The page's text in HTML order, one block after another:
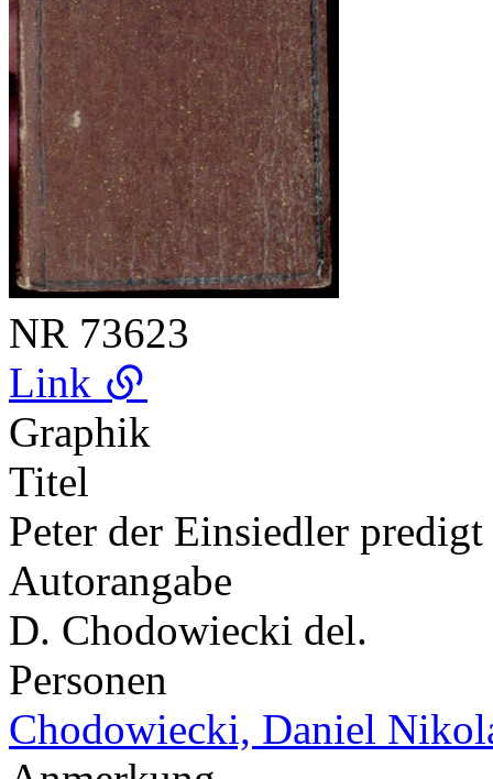
NR 73623
Link
Graphik
Titel
Peter der Einsiedler
Autorangabe
D. Chodowiecki del.
Personen
Chodowiecki, Daniel